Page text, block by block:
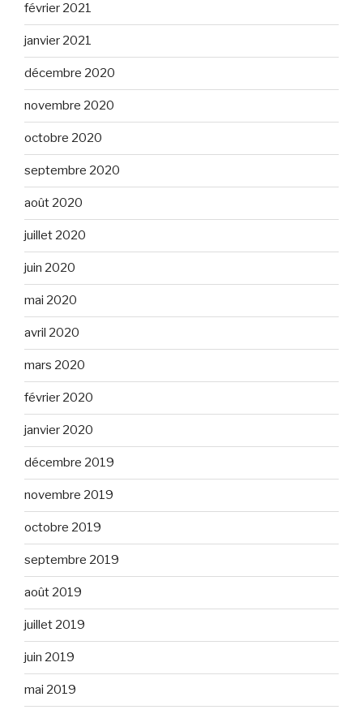
février 2021
janvier 2021
décembre 2020
novembre 2020
octobre 2020
septembre 2020
août 2020
juillet 2020
juin 2020
mai 2020
avril 2020
mars 2020
février 2020
janvier 2020
décembre 2019
novembre 2019
octobre 2019
septembre 2019
août 2019
juillet 2019
juin 2019
mai 2019